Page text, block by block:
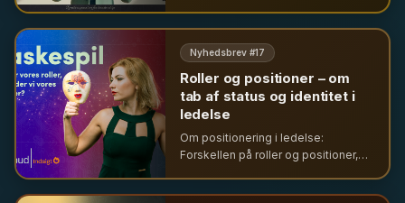
konfliktundgåelse forklædt som
ledelse.
Nyhedsbrev #17
Roller og positioner – om
tab af status og identitet i
ledelse
Om positionering i ledelse:
Forskellen på roller og positioner,